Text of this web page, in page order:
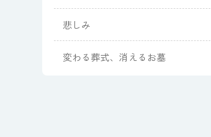
悲しみ
変わる葬式、消えるお墓